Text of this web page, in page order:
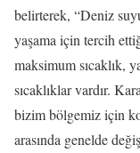
belirterek, “Deniz
yaşama için tercih
maksimum sıcaklık,
sıcaklıklar vardır.
bizim bölgemiz için
arasında genelde